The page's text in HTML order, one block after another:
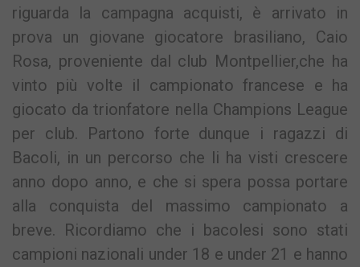
riguarda la campagna acquisti, è arrivato in
prova un giovane giocatore brasiliano, Caio
Rosa, proveniente dal club Montpellier,che ha
vinto più volte il campionato francese e ha
giocato da trionfatore nella Champions League
per club. Partono forte dunque i ragazzi di
Bacoli, in un percorso che li ha visti crescere
anno dopo anno, e che si spera possa portare
alla conquista del massimo campionato a
breve. Ricordiamo che i bacolesi sono stati
campioni nazionali under 18 e under 21 e hanno